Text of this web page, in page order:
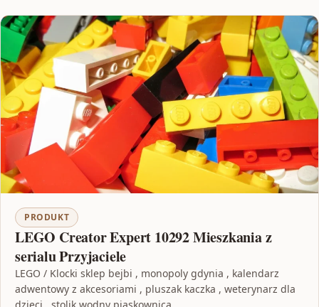
PRODUKT
LEGO Creator Expert 10292 Mieszkania z
serialu Przyjaciele
LEGO / Klocki sklep bejbi , monopoly gdynia , kalendarz
adwentowy z akcesoriami , pluszak kaczka , weterynarz dla